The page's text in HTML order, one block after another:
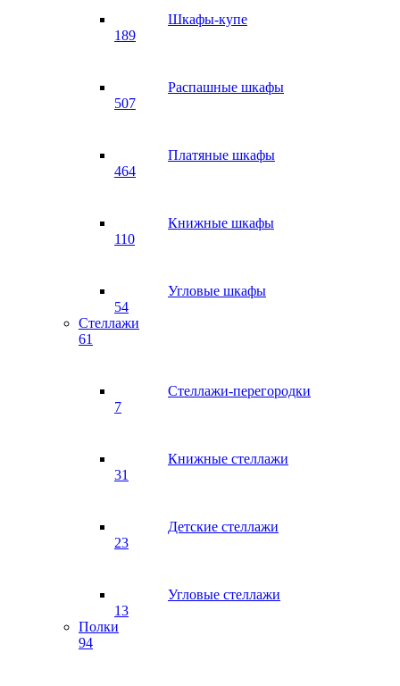
Шкафы-купе
189
Распашные шкафы
507
Платяные шкафы
464
Книжные шкафы
110
Угловые шкафы
54
Стеллажи
61
Стеллажи-перегородки
7
Книжные стеллажи
31
Детские стеллажи
23
Угловые стеллажи
13
Полки
94